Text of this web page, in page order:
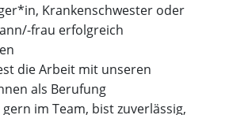
Krankenschwester oder
frau erfolgreich
die Arbeit mit unseren
als Berufung
im Team, bist zuverlässig,